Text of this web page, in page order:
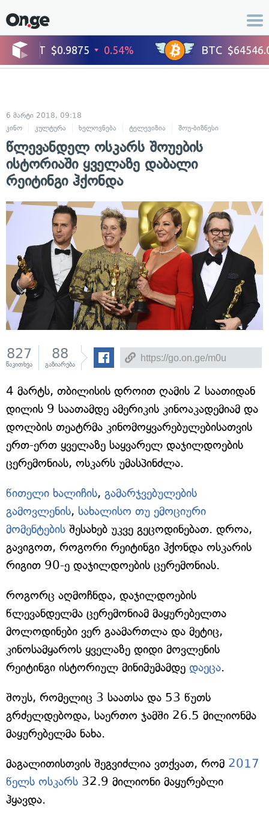
6 მარტი 2018, 09:18
კინო
კულტურა ხელოვნება ტელევიზია შოუ-ბიზნესი
წლევანდელ ოსკარს შოუების
ისტორიაში ყველაზე დაბალი
რეიტინგი ჰქონდა
827
წაკითხვა
88
გაზიარება
4 მარტს, თბილისის დროით ღამის 2 საათიდან
დილის 9 საათამდე ამერიკის კინოაკადემიამ და
დოლბის თეატრმა კინომოყვარებულებისათვის
ერთ-ერთ ყველაზე საყვარელ დაჯილდოების
ცერემონიას, ოსკარს უმასპინძლა.
წითელი ხალიჩის, გამარჯვებულების
გამოვლენის, სახალისო თუ ემოციური
მომენტების შესახებ უკვე გეცოდინებათ. დროა,
გავიგოთ, როგორი რეიტინგი ჰქონდა ოსკარის
რიგით 90-ე დაჯილდოების ცერემონიას.
როგორც აღმოჩნდა, დაჯილდოების
წლევანდელმა ცერემონიამ მაყურებელთა
მოლოდინები ვერ გაამართლა და მეტიც,
კინოსამყაროს ყველაზე დიდი მოვლენის
რეიტინგი ისტორიულ მინიმუმამდე დაეცა.
შოუს, რომელიც 3 საათსა და 53 წუთს
გრძელდებოდა, საერთო ჯამში 26.5 მილიონმა
მაყურებელმა ნახა.
მაგალითისთვის შეგვიძლია ვთქვათ, რომ 2017
წელს ოსკარს 32.9 მილიონი მაყურებლი
ჰყავდა.